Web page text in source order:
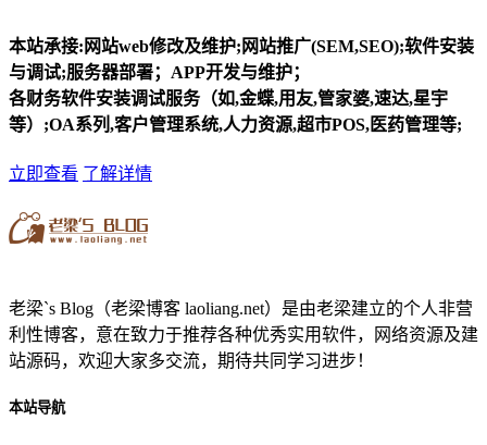
本站承接:网站web修改及维护;网站推广(SEM,SEO);软件安装
与调试;服务器部署；APP开发与维护；
各财务软件安装调试服务（如,金蝶,用友,管家婆,速达,星宇
等）;OA系列,客户管理系统,人力资源,超市POS,医药管理等;
立即查看 了解详情
老梁`s Blog（老梁博客 laoliang.net）是由老梁建立的个人非营
利性博客，意在致力于推荐各种优秀实用软件，网络资源及建
站源码，欢迎大家多交流，期待共同学习进步！
本站导航